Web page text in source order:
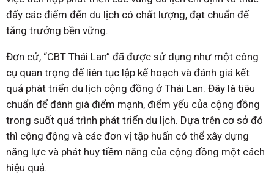
đẩy các điểm đến du lịch có chất lượng, đạt chuẩn để
tăng trưởng bền vững.
Đơn cử, “CBT Thái Lan” đã được sử dụng như một công
cụ quan trọng để liên tục lập kế hoạch và đánh giá kết
quả phát triển du lịch cộng đồng ở Thái Lan. Đây là tiêu
chuẩn để đánh giá điểm mạnh, điểm yếu của cộng đồng
trong suốt quá trình phát triển du lịch. Dựa trên cơ sở đó
thì cộng động và các đơn vị tập huấn có thể xây dựng
năng lực và phát huy tiềm năng của cộng đồng một cách
hiệu quả.